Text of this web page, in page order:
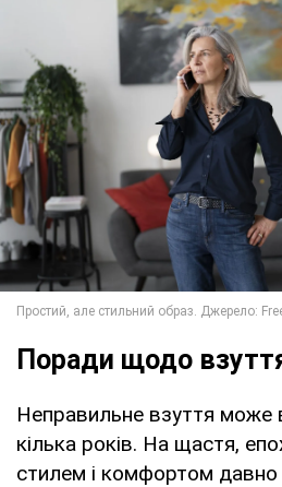
Поради щодо
Неправильне взуття може
кілька років. На щастя,
стилем і комфортом давно